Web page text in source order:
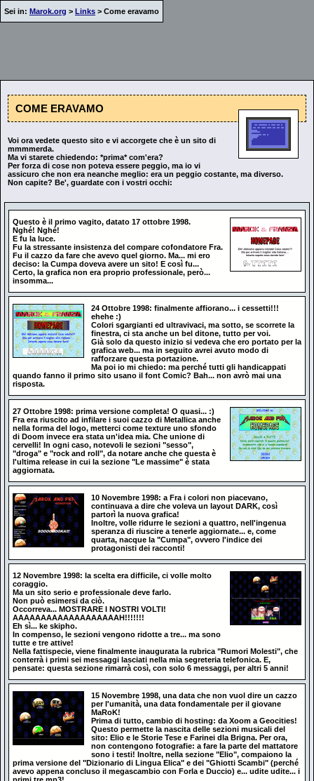
Sei in: Marok.org > Links > Come eravamo
COME ERAVAMO
Voi ora vedete questo sito e vi accorgete che è un sito di
mmmmerda.
Ma vi starete chiedendo: *prima* com'era?
Per forza di cose non poteva essere peggio, ma io vi
assicuro che non era neanche meglio: era un peggio costante, ma diverso.
Non capite? Be', guardate con i vostri occhi:
Questo è il primo vagito, datato 17 ottobre 1998.
Nghé! Nghé!
E fu la luce.
Fu la stressante insistenza del compare cofondatore Fra.
Fu il cazzo da fare che avevo quel giorno. Ma... mi ero
deciso: la Cumpa doveva avere un sito! E così fu...
Certo, la grafica non era proprio professionale, però...
insomma...
24 Ottobre 1998: finalmente affiorano... i cessetti!!!
ehehe :)
Colori sgargianti ed ultravivaci, ma sotto, se scorrete la
finestra, ci sta anche un bel ditone, tutto per voi.
Già solo da questo inizio si vedeva che ero portato per la
grafica web... ma in seguito avrei avuto modo di
rafforzare questa portazione.
Ma poi io mi chiedo: ma perché tutti gli handicappati
quando fanno il primo sito usano il font Comic? Bah... non avrò mai una
risposta.
27 Ottobre 1998: prima versione completa! O quasi... :)
Fra era riuscito ad infilare i suoi cazzo di Metallica anche
nella forma del logo, metterci come texture uno sfondo
di Doom invece era stata un'idea mia. Che unione di
cervelli! In ogni caso, notevoli le sezioni "sesso",
"droga" e "rock and roll", da notare anche che questa è
l'ultima release in cui la sezione "Le massime" è stata
aggiornata.
10 Novembre 1998: a Fra i colori non piacevano,
continuava a dire che voleva un layout DARK, così
partorì la nuova grafica!
Inoltre, volle ridurre le sezioni a quattro, nell'ingenua
speranza di riuscire a tenerle aggiornate... e, come
quarta, nacque la "Cumpa", ovvero l'indice dei
protagonisti dei racconti!
12 Novembre 1998: la scelta era difficile, ci volle molto
coraggio.
Ma un sito serio e professionale deve farlo.
Non può esimersi da ciò.
Occorreva... MOSTRARE I NOSTRI VOLTI!
AAAAAAAAAAAAAAAAAAAH!!!!!!!
Eh sì... ke skipho.
In compenso, le sezioni vengono ridotte a tre... ma sono
tutte e tre attive!
Nella fattispecie, viene finalmente inaugurata la rubrica "Rumori Molesti", che
conterrà i primi sei messaggi lasciati nella mia segreteria telefonica. E,
pensate: questa sezione rimarrà così, con solo 6 messaggi, per altri 5 anni!
15 Novembre 1998, una data che non vuol dire un cazzo
per l'umanità, una data fondamentale per il giovane
MaRoK!
Prima di tutto, cambio di hosting: da Xoom a Geocities!
Questo permette la nascita delle sezioni musicali del
sito: Elio e le Storie Tese e Farinei dla Brigna. Per ora,
non contengono fotografie: a fare la parte del mattatore
sono i testi! Inoltre, nella sezione "Elio", compaiono la
prima versione del "Dizionario di Lingua Elica" e dei "Ghiotti Scambi" (perché
avevo appena concluso il megascambio con Forla e Duccio) e... udite udite... i